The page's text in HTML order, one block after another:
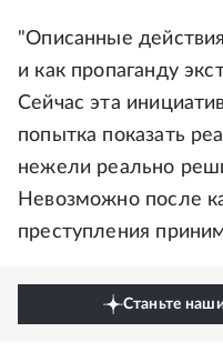
"Описанные
и как пропаганду
Сейчас эта
попытка показать
нежели реально
Невозможно после
преступления
Станьте